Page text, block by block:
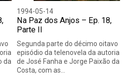
da
1994-05-14
Na Paz dos Anjos – Ep. 18,
Parte II
Segunda parte do décimo oitavo
episódio da telenovela da autoria
de José Fanha e Jorge Paixão da
Costa, com as…